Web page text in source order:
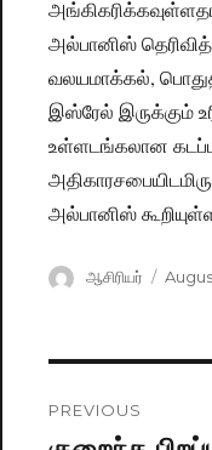
அல்பானிஸ்
வலயமாக்கல்,
இஸ்ரேல் இருக்கும்
உள்ளடங்கலான
அல்பானிஸ்
Author
ஆசிரியர்
navigation
PREVIOUS